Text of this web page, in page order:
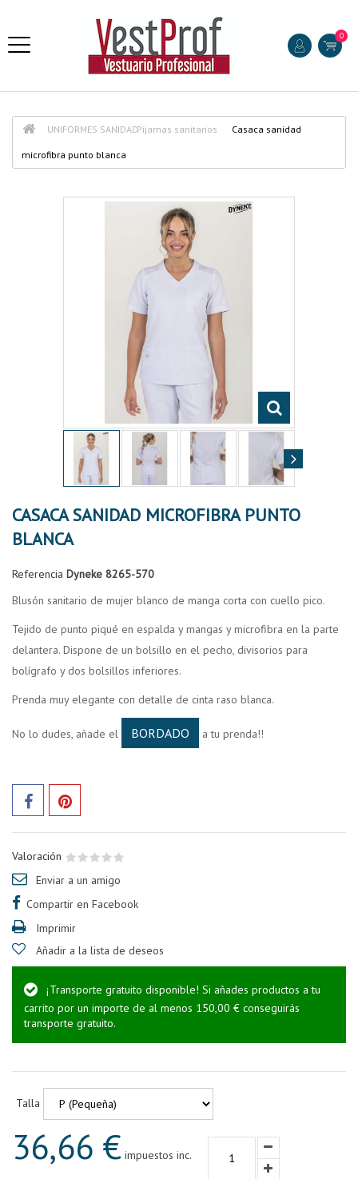
0
UNIFORMES SANIDADPijamas sanitarios Casaca sanidad
microfibra punto blanca
CASACA SANIDAD MICROFIBRA PUNTO
BLANCA
Referencia Dyneke 8265-570
Blusón sanitario de mujer blanco de manga corta con cuello pico.
Tejido de punto piqué en espalda y mangas y microfibra en la parte
delantera. Dispone de un bolsillo en el pecho, divisorios para
bolígrafo y dos bolsillos inferiores.
Prenda muy elegante con detalle de cinta raso blanca.
No lo dudes, añade el BORDADO a tu prenda!!
Valoración
Enviar a un amigo
Compartir en Facebook
Imprimir
Añadir a la lista de deseos
¡Transporte gratuito disponible! Si añades productos a tu
carrito por un importe de al menos 150,00 € conseguirás
transporte gratuito.
Talla
36,66 € impuestos inc.